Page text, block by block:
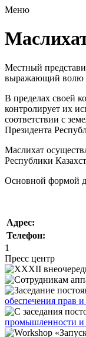
Меню
Местный
выражающий волю
В пределах своей
контролирует их
соответствии с
Президента
Маслихат
Республики
Основной формой
Адрес:
Телефон:
1
Пресс центр
обеспечения прав
промышленности и